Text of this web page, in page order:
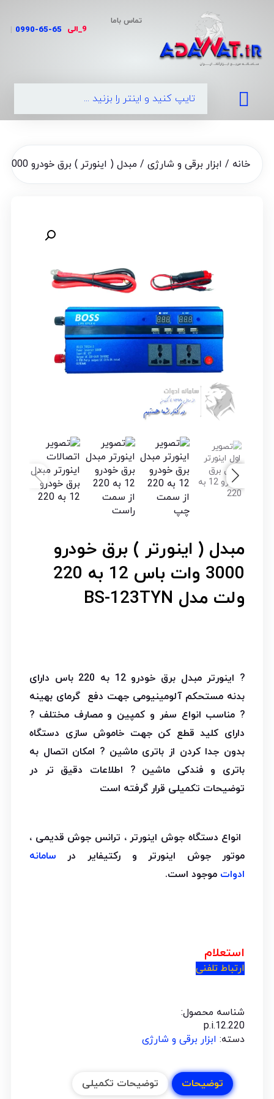
تماس باما
9_الی 0990-
|
خانه / ابزار برقی و شارژی/ مبدل ( اینورتر ) برق خودرو 3000 وات باس 12 به 220 ولت مدل BS-123TYN
مبدل ( اینورتر ) برق خودرو
3000 وات باس 12 به 220
ولت مدل BS-123TYN
? اینورتر مبدل برق خودرو 12 به 220 باس دارای
بدنه مستحکم آلومینیومی جهت دفع گرمای بهینه
? مناسب انواع سفر و کمپین و مصارف مختلف ?
دارای کلید قطع کن جهت خاموش سازی دستگاه
بدون جدا کردن از باتری ماشین? امکان اتصال به
باتری و فندکی ماشین ? اطلاعات دقیق تر در
توضیحات تکمیلی قرار گرفته است
انواع دستگاه جوش اینورتر ، ترانس جوش قدیمی ،
موتور جوش اینورتر و رکتیفایر در سامانه
ادوات موجود است.
استعلام
ارتباط تلفنی
شناسه محصول:
p.i.12.220
دسته: ابزار برقی و شارژی
توضیحات توضیحات تکمیلی